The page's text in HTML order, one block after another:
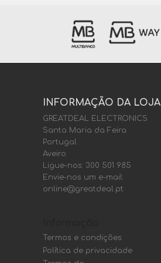
INFORMAÇÃO DA LOJA
GREATDEAL ELECTRONICS
Santa Maria da Feira
Portugal
Aveiro
Ligue-nos: 300 501 985
Envie-nos um e-mail:
online@greatdeal.pt
Termos e condições
Política de privacidade